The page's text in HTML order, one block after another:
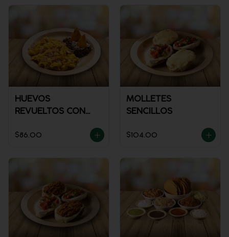
HUEVOS
REVUELTOS CON
$86.00
MOLLETES
SENCILLOS
$104.00